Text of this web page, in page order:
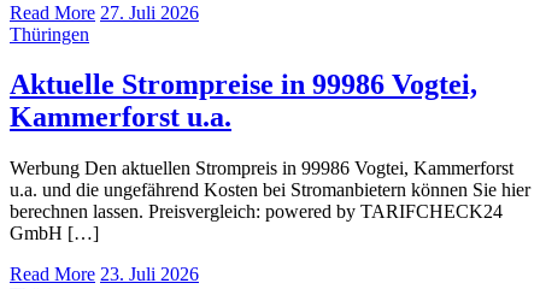
Read More 27. Juli 2026
Thüringen
Aktuelle Strompreise in 99986 Vogtei,
Kammerforst u.a.
Werbung Den aktuellen Strompreis in 99986 Vogtei, Kammerforst
u.a. und die ungefährend Kosten bei Stromanbietern können Sie hier
berechnen lassen. Preisvergleich: powered by TARIFCHECK24
GmbH […]
Read More 23. Juli 2026